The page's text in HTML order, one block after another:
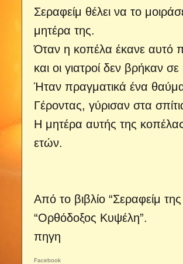
Σεραφείμ θέλει να το
μητέρα της.
Όταν η κοπέλα έκανε αυτό
και οι γιατροί δεν βρήκαν
Ήταν πραγματικά ένα
Γέροντας, γύρισαν στα
Η μητέρα αυτής της
ετών.
Από το βιβλίο “Σεραφείμ
“Ορθόδοξος Κυψέλη”.
πηγη
Facebook